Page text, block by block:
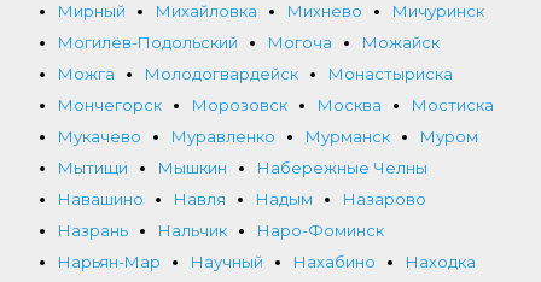
Мирный
Михайловка Михнево
Мичуринск
Могилёв-Подольский
Могоча
Можайск
Можга
Молодогвардейск
Монастыриска
Мончегорск
Морозовск Москва
Мостиска
Мукачево
Муравленко Мурманск
Муром
Мытищи
Мышкин
Набережные Челны
Навашино
Навля Надым
Назарово
Назрань
Нальчик
Наро-Фоминск
Нарьян-Мар
Научный Нахабино
Находка